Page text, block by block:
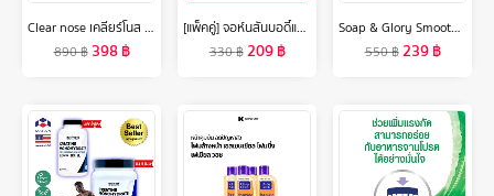
Clear nose เคลียร์โนส แอคเน่ แคร์ โซลูชั่น เซรั่ม 100 มล.
890฿ 398฿
[แพ็คคู่] จอห์นสันบอดี้แคร์ โลชั่นทาผิว 24 ฮาวเวอร์ลาสติ้ง มอยส์เจอร์ 400 มล. x 2 Johnson Body Care 24 Hour Lasting Moisture Lotion 400 ml. x 2
330฿209฿
Soap & Glory Smooth Star Hydrating Body Washโซพ แอนด์ กลอรี่ สมูทตี้ สตาร์ ไฮเดรติ้ง บอดี้ วอช 500 มล.
550฿239฿